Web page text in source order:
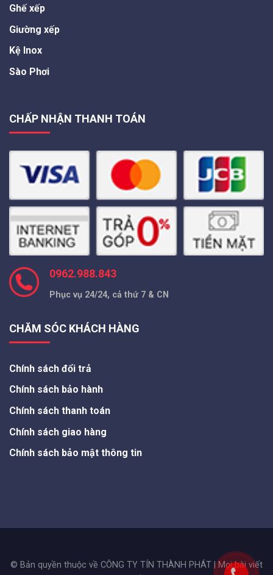
Ghế xếp
Giường xếp
Kệ Inox
Sào Phơi
CHẤP NHẬN THANH TOÁN
0962.988.843
Phục vụ 24/24, cả thứ 7 & CN
CHĂM SÓC KHÁCH HÀNG
Chính sách đổi trả
Chính sách bảo hành
Chính sách thanh toán
Chính sách giao hàng
Chính sách bảo mật thông tin
© Bản quyền thuộc về CÔNG TY TÍN THÀNH PHÁT | Mọi bài viết